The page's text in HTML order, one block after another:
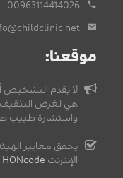
00963114414026
موقعنا:
لا يقدم التشخيص
هي لغرض
واستشارة طبيب
يحقق معايير
الإنترنت HONcode